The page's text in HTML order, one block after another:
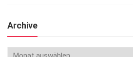
Archive